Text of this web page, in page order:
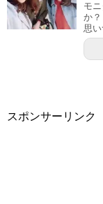
モ
か
思
スポンサーリンク